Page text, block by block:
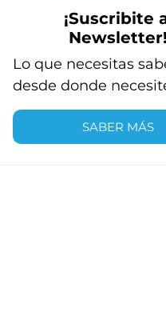
¡Suscribite
Newsletter!
Lo que necesitas
desde donde
SABER MÁS